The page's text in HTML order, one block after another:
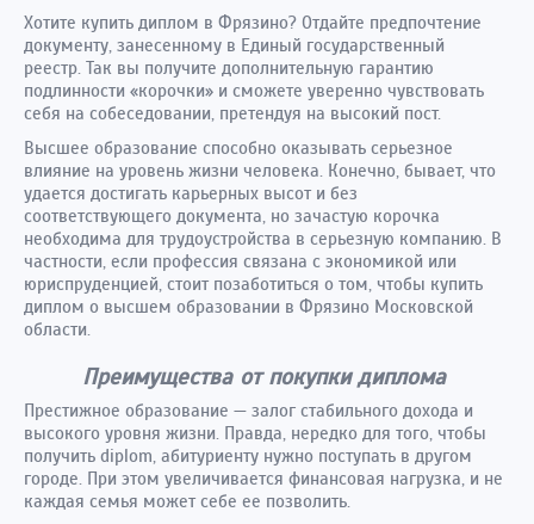
Хотите купить диплом в Фрязино? Отдайте предпочтение
документу, занесенному в Единый государственный
реестр. Так вы получите дополнительную гарантию
подлинности «корочки» и сможете уверенно чувствовать
себя на собеседовании, претендуя на высокий пост.
Высшее образование способно оказывать серьезное
влияние на уровень жизни человека. Конечно, бывает, что
удается достигать карьерных высот и без
соответствующего документа, но зачастую корочка
необходима для трудоустройства в серьезную компанию. В
частности, если профессия связана с экономикой или
юриспруденцией, стоит позаботиться о том, чтобы купить
диплом о высшем образовании в Фрязино Московской
области.
Преимущества от покупки диплома
Престижное образование — залог стабильного дохода и
высокого уровня жизни. Правда, нередко для того, чтобы
получить diplom, абитуриенту нужно поступать в другом
городе. При этом увеличивается финансовая нагрузка, и не
каждая семья может себе ее позволить.